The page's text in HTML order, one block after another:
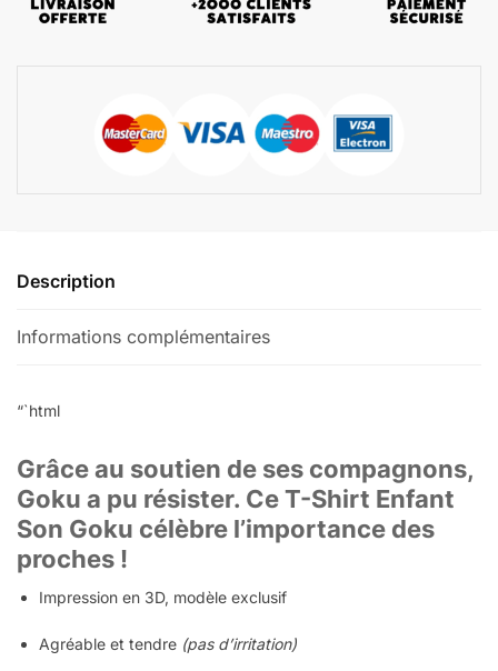
Description
Informations complémentaires
“`html
Grâce au soutien de ses compagnons,
Goku a pu résister. Ce T-Shirt Enfant
Son Goku célèbre l’importance des
proches !
Impression en 3D, modèle exclusif
Agréable et tendre (pas d’irritation)